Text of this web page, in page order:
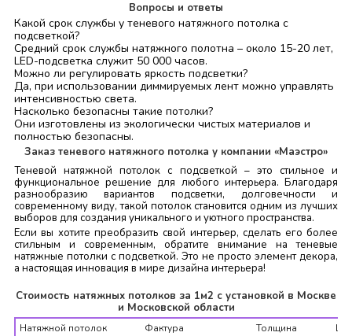
Вопросы и ответы
Какой срок службы у теневого натяжного потолка с
подсветкой?
Средний срок службы натяжного полотна – около 15-20 лет,
LED-подсветка служит 50 000 часов.
Можно ли регулировать яркость подсветки?
Да, при использовании диммируемых лент можно управлять
интенсивностью света.
Насколько безопасны такие потолки?
Они изготовлены из экологически чистых материалов и
полностью безопасны.
Заказ теневого натяжного потолка у компании «Маэстро»
Теневой натяжной потолок с подсветкой – это стильное и
функциональное решение для любого интерьера. Благодаря
разнообразию вариантов подсветки, долговечности и
современному виду, такой потолок становится одним из лучших
выборов для создания уникального и уютного пространства.
Если вы хотите преобразить свой интерьер, сделать его более
стильным и современным, обратите внимание на теневые
натяжные потолки с подсветкой. Это не просто элемент декора,
а настоящая инновация в мире дизайна интерьера!
Стоимость натяжных потолков за 1м2 с установкой в Москве
и Московской области
Натяжной потолок Фактура Толщина